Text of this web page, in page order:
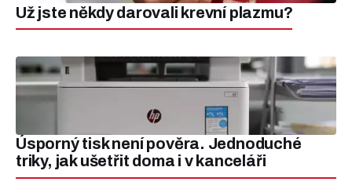
Už jste někdy darovali krevní plazmu?
Úsporný tisk není pověra. Jednoduché
triky, jak ušetřit doma i v kanceláři